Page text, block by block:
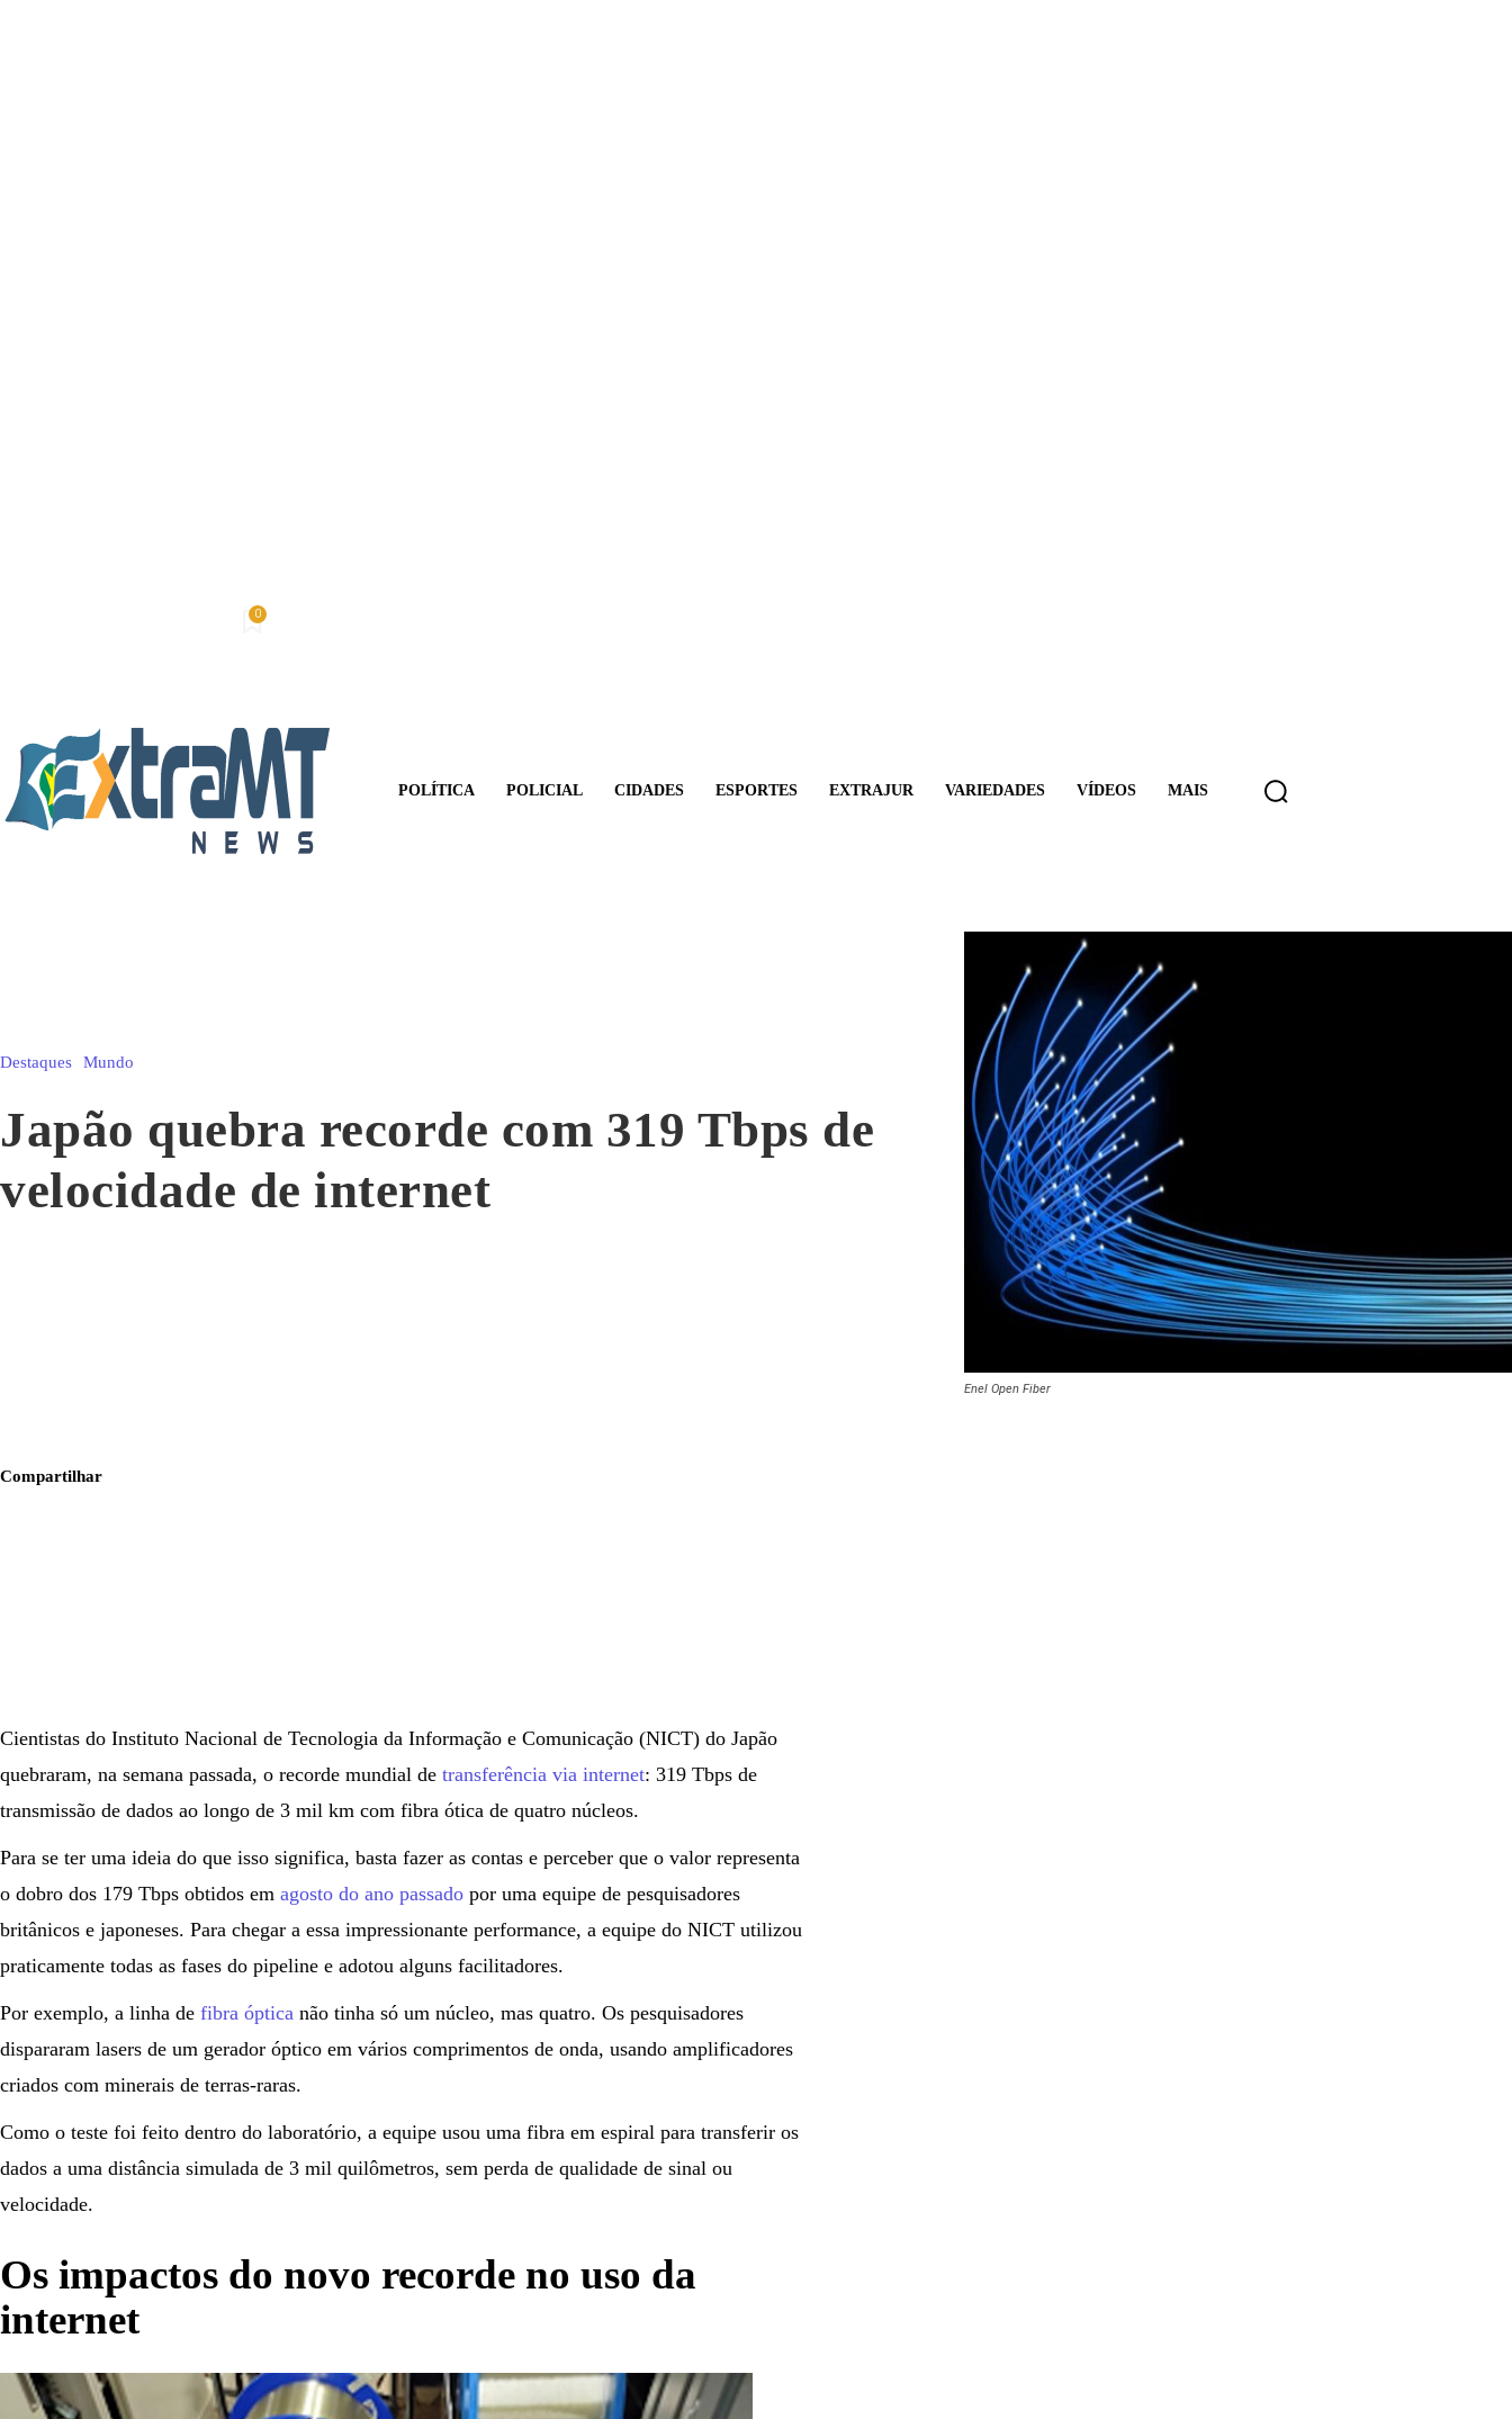
0
POLÍTICA POLICIAL CIDADES ESPORTES EXTRAJUR VARIEDADES VÍDEOS MAIS
Destaques Mundo
Japão quebra recorde com 319 Tbps de
velocidade de internet
Enel Open Fiber
Compartilhar
Cientistas do Instituto Nacional de Tecnologia da Informação e Comunicação (NICT) do Japão
quebraram, na semana passada, o recorde mundial de transferência via internet: 319 Tbps de
transmissão de dados ao longo de 3 mil km com fibra ótica de quatro núcleos.
Para se ter uma ideia do que isso significa, basta fazer as contas e perceber que o valor representa
o dobro dos 179 Tbps obtidos em agosto do ano passado por uma equipe de pesquisadores
britânicos e japoneses. Para chegar a essa impressionante performance, a equipe do NICT utilizou
praticamente todas as fases do pipeline e adotou alguns facilitadores.
Por exemplo, a linha de fibra óptica não tinha só um núcleo, mas quatro. Os pesquisadores
dispararam lasers de um gerador óptico em vários comprimentos de onda, usando amplificadores
criados com minerais de terras-raras.
Como o teste foi feito dentro do laboratório, a equipe usou uma fibra em espiral para transferir os
dados a uma distância simulada de 3 mil quilômetros, sem perda de qualidade de sinal ou
velocidade.
Os impactos do novo recorde no uso da
internet